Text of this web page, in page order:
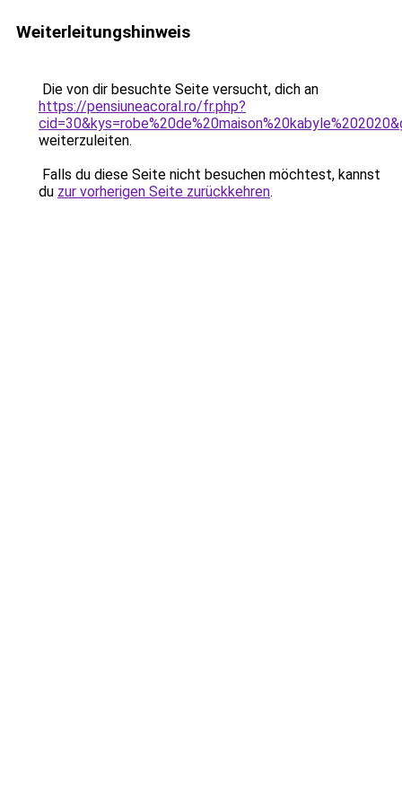
Weiterleitungshinweis
Die von dir besuchte Seite versucht, dich an
https://pensiuneacoral.ro/fr.php?
weiterzuleiten.
Falls du diese Seite nicht besuchen möchtest, kannst
du zur vorherigen Seite zurückkehren.